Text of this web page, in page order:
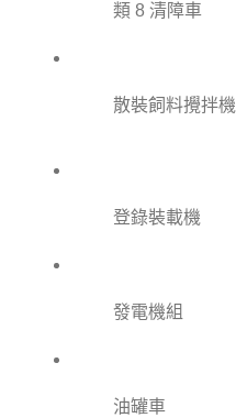
類 8 清障車
散裝飼料攪拌機
登錄裝載機
發電機組
油罐車